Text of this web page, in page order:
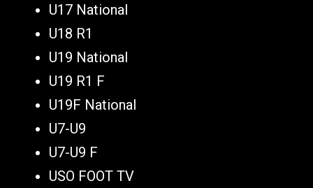
U17 National
U18 R1
U19 National
U19 R1 F
U19F National
U7-U9
U7-U9 F
USO FOOT TV